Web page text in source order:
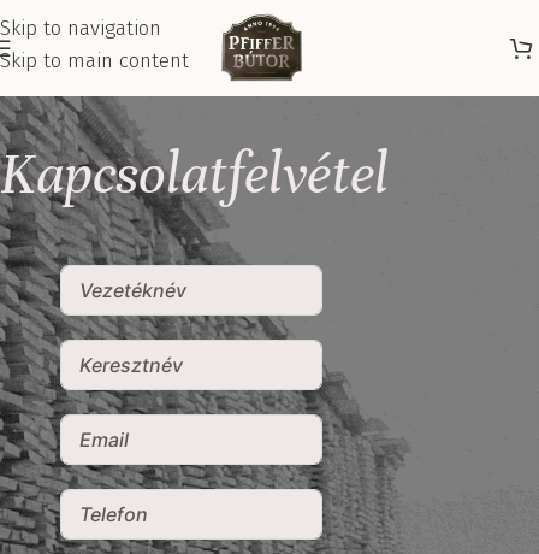
Skip to navigation
Skip to main content
Kapcsolatfelvétel